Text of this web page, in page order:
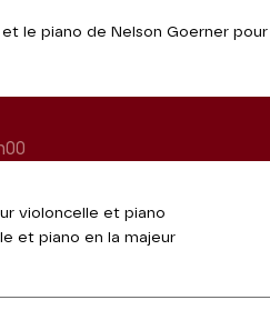
et le piano de Nelson Goerner pour
violoncelle et piano
et piano en la majeur